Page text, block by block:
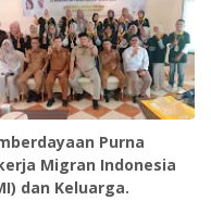
Purna
Migran Indonesia
dan Keluarga.